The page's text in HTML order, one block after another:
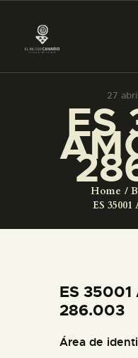
27
ES
Home
ES
ES 35001
286.003
Área de